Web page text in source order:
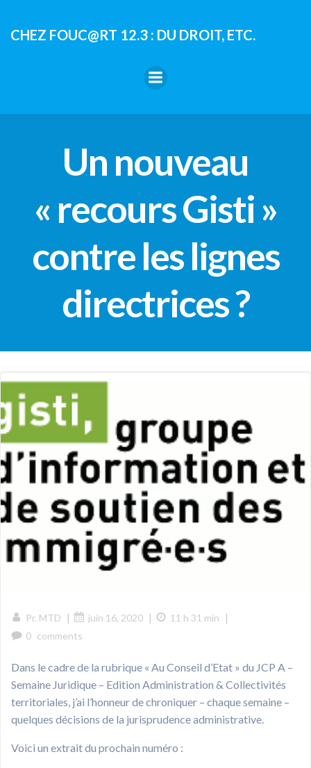
contenu
CHEZ FOUC@RT 12.3 : DU DROIT, ETC.
Un nouveau
« recours Gisti »
contre les lignes
directrices ?
Pr. MTD | juin 16, 2020 | 11 h 31 min |
0 comments
Dans le cadre de la rubrique « Au Conseil d’Etat » du JCP A –
Semaine Juridique – Edition Administration & Collectivités
territoriales, j’ai l’honneur de chroniquer – chaque semaine –
quelques décisions de la jurisprudence administrative.
Voici un extrait du prochain numéro :